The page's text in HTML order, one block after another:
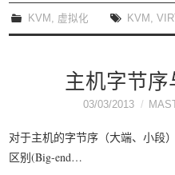
KVM 虚拟化 KVM ,
主机字节
03/03/2013
对于主机的字节序（大端、小段
区别(Big-end…